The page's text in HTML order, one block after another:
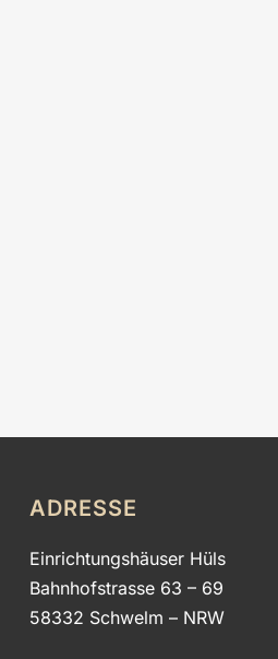
ADRESSE
Einrichtungshäuser Hüls
Bahnhofstrasse 63 – 69
58332 Schwelm – NRW